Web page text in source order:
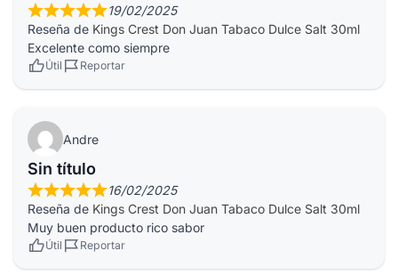
19/02/2025
Reseña de Kings Crest Don Juan Tabaco Dulce Salt 30ml
Excelente como siempre
Útil Reportar
Andre
Sin título
16/02/2025
Reseña de Kings Crest Don Juan Tabaco Dulce Salt 30ml
Muy buen producto rico sabor
Útil Reportar